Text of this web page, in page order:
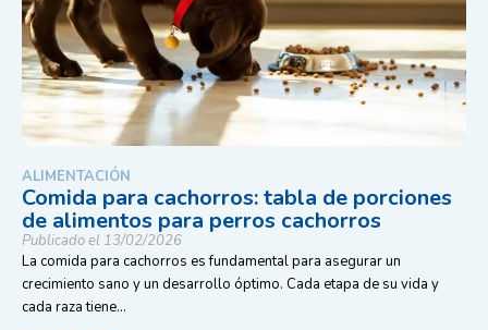
ALIMENTACIÓN
Comida para cachorros: tabla de porciones
de alimentos para perros cachorros
Publicado el 13/02/2026
La comida para cachorros es fundamental para asegurar un
crecimiento sano y un desarrollo óptimo. Cada etapa de su vida y
cada raza tiene...